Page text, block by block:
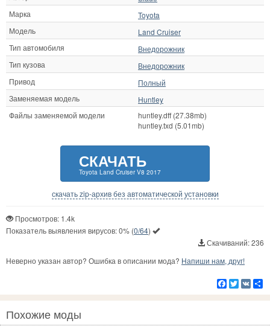
Марка
Toyota
Модель
Land Cruiser
Тип автомобиля
Внедорожник
Тип кузова
Внедорожник
Привод
Полный
Заменяемая модель
Huntley
Файлы заменяемой модели
huntley.dff (27.38mb)
huntley.txd (5.01mb)
СКАЧАТЬ
Toyota Land Cruiser V8 2017
скачать zip-архив без автоматической установки
Просмотров: 1.4k
Показатель выявления вирусов:0% (0/64)
Скачиваний: 236
Неверно указан автор? Ошибка в описании мода? Напиши нам, друг!
Facebook
Twitter
VK
Похожие моды